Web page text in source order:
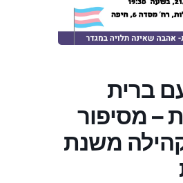
ברית
– מסיפור
משנת